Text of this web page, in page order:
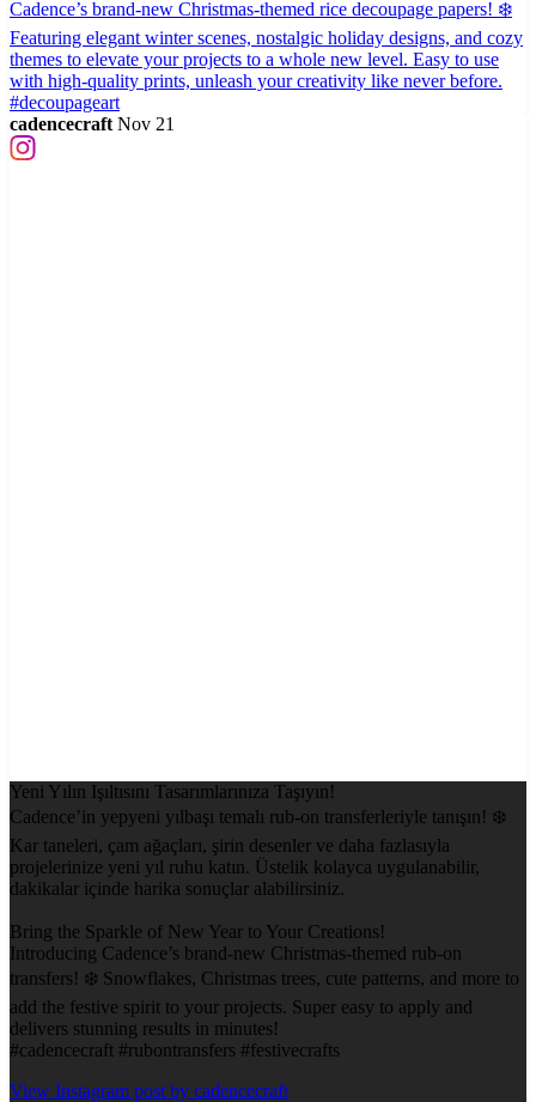
cadencecraft Nov 21
Yeni Yılın Işıltısını Tasarımlarınıza Taşıyın!
Cadence’in yepyeni yılbaşı temalı rub-on transferleriyle tanışın! ❄️
Kar taneleri, çam ağaçları, şirin desenler ve daha fazlasıyla
projelerinize yeni yıl ruhu katın. Üstelik kolayca uygulanabilir,
dakikalar içinde harika sonuçlar alabilirsiniz.
Bring the Sparkle of New Year to Your Creations!
Introducing Cadence’s brand-new Christmas-themed rub-on
transfers! ❄️ Snowflakes, Christmas trees, cute patterns, and more to
add the festive spirit to your projects. Super easy to apply and
delivers stunning results in minutes!
#cadencecraft #rubontransfers #festivecrafts
View Instagram post by cadencecraft